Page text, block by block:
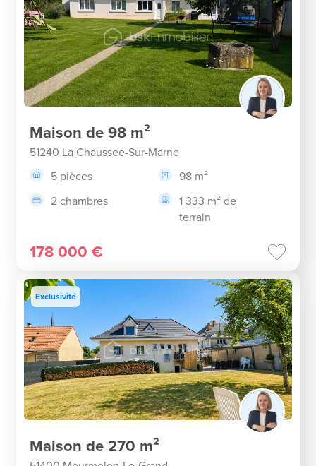
Maison de 98 m²
51240 La Chaussee-Sur-Marne
5 pièces
98 m²
2 chambres
1 333 m² de
terrain
178 000 €
Exclusivité
Maison de 270 m²